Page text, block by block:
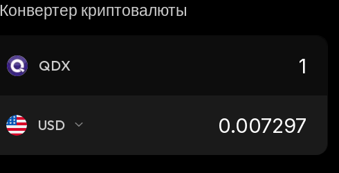
Конвертер криптовалюты
QDX
USD